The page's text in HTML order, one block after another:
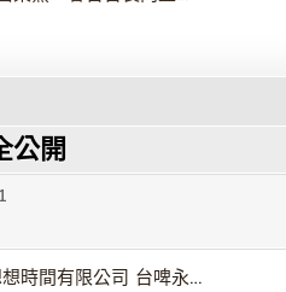
公開
時間有限公司 台啤永…